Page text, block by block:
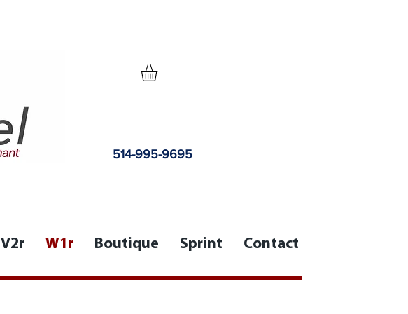
514-995-9695
V2r W1r Boutique Sprint Contact